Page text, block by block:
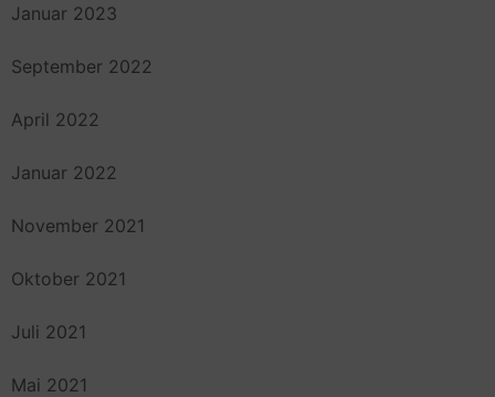
Januar 2023
September 2022
April 2022
Januar 2022
November 2021
Oktober 2021
Juli 2021
Mai 2021